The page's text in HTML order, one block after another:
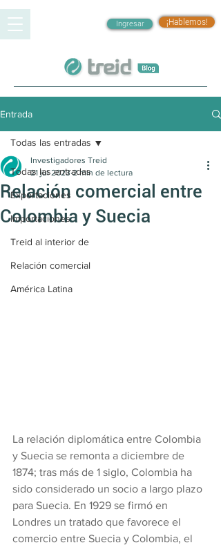
¡Hablemos!
Ingresar
Entrada
Todas las entradas
Exportaciones
Importaciones
Treid al interior de
Relación comercial
América Latina
Todas las entradas
Relación comercial entre
Colombia y Suecia
Investigadores Treid
21 jul 2023 2 min de lectura
La relación diplomática entre Colombia
y Suecia se remonta a diciembre de
1874; tras más de 1 siglo, Colombia ha
sido considerado un socio a largo plazo
para Suecia. En 1929 se firmó en
Londres un tratado que favorece el
comercio entre Suecia y Colombia, el